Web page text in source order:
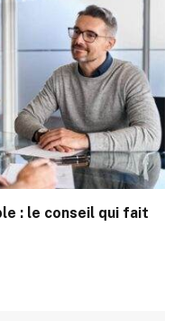
: le conseil qui fait